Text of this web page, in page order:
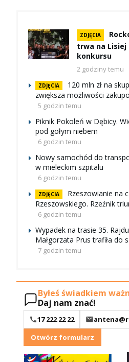
ZDJĘCIA
trwa na Lisiej
konkursu
2 godziny temu
ZDJĘCIA
120 mln zł na
zwiększa możliwości
5 godzin temu
Piknik Pokoleń w Dębicy.
pod gołym niebem
6 godzin temu
Nowy samochód do
w mieleckim szpitalu
6 godzin temu
ZDJĘCIA
Rzeszowianie na
Rzeszowskiego. Rzeźnik
6 godzin temu
Wypadek na trasie 35.
Małgorzata Prus trafiła do
7 godzin temu
Byłeś świadkiem
Daj nam znać!
17 222 22 22
Otwórz formularz